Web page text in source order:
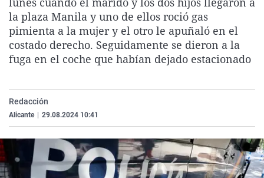
La rosa de los vientos
Gente viajera
Como el perro y el
Caso
Retornados
Equipo de
Extremadura
Galicia
La Rioja
País Vasco
Virales
Televisión
Elecciones
la plaza Manila y uno de ellos roció gas
pimienta a la mujer y el otro le apuñaló en el
costado derecho. Seguidamente se dieron a la
fuga en el coche que habían dejado estacionado
Redacción
Alicante 29.08.2024 10:41